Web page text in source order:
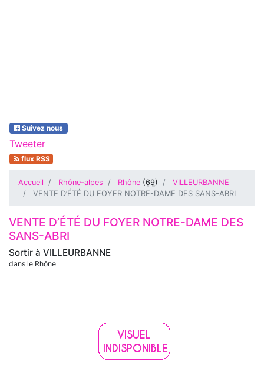
Suivez nous
Tweeter
flux RSS
Accueil Rhône-alpes Rhône (69)
VILLEURBANNE
VENTE D’ÉTÉ DU FOYER NOTRE-DAME DES SANS-ABRI
Sortir à VILLEURBANNE
dans le Rhône
VENTE D’ÉTÉ DU FOYER NOTRE-DAME DES
SANS-ABRI